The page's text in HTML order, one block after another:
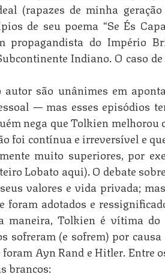
(rapazes de minha
de seu poema “Se És
propagandista do Império
Indiano. O caso
autor são unânimes em
— mas esses episódios
nega que Tolkien melhorou
foi contínua e irreversível e
muito superiores, por
Lobato aqui). O debate
valores e vida privada;
foram adotados e
maneira, Tolkien é vítima
sofreram (e sofrem) por
Ayn Rand e Hitler. Entre
brancos: